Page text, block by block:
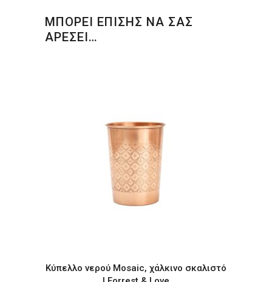
ΜΠΟΡΕΙ ΕΠΙΣΗΣ ΝΑ ΣΑΣ
ΑΡΕΣΕΙ…
Κύπελλο νερού Mosaic, χάλκινο σκαλιστό